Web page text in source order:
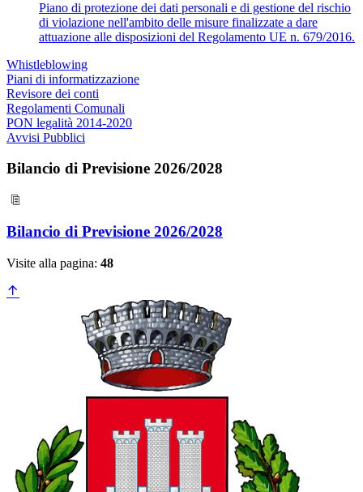
Piano di protezione dei dati personali e di gestione del rischio
di violazione nell'ambito delle misure finalizzate a dare
attuazione alle disposizioni del Regolamento UE n. 679/2016.
Whistleblowing
Piani di informatizzazione
Revisore dei conti
Regolamenti Comunali
PON legalità 2014-2020
Avvisi Pubblici
Bilancio di Previsione 2026/2028
Bilancio di Previsione 2026/2028
Visite alla pagina: 48